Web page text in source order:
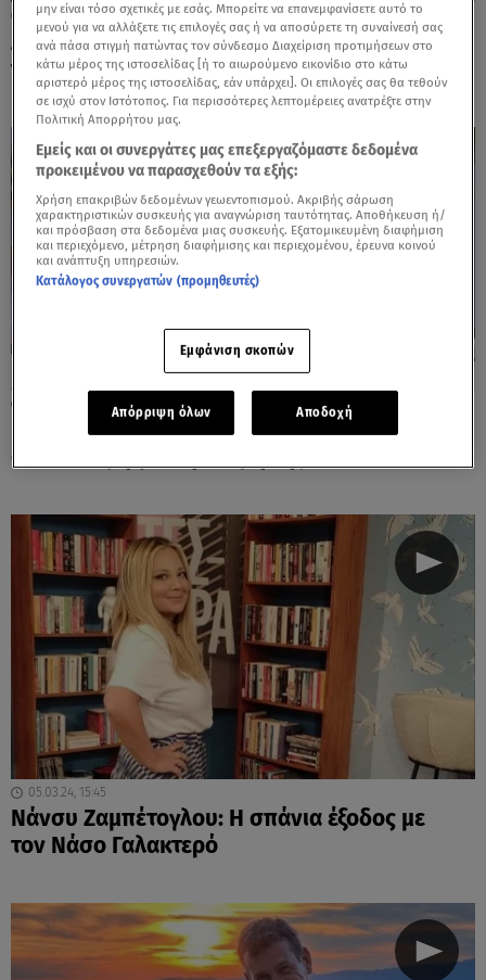
07.08.24, 14:29
Ζαμπέτογλου- Γαλακτερός: Το άλμπουμ
των διακοπών με τα παιδιά στα Κύθηρα
Νάνσυ Ζαμπέτογλου: Φορτισμένη με την
αποκάλυψη για την κόρη της
05.03.24, 15:45
Νάνσυ Ζαμπέτογλου: Η σπάνια έξοδος με
τον Νάσο Γαλακτερό
μην είναι τόσο σχετικές με εσάς. Μπορείτε να επανεμφανίσετε αυτό το
μενού για να αλλάξετε τις επιλογές σας ή να αποσύρετε τη συναίνεσή σας
ανά πάσα στιγμή πατώντας τον σύνδεσμο Διαχείριση προτιμήσεων στο
κάτω μέρος της ιστοσελίδας [ή το αιωρούμενο εικονίδιο στο κάτω
αριστερό μέρος της ιστοσελίδας, εάν υπάρχει]. Οι επιλογές σας θα τεθούν
σε ισχύ στον Ιστότοπος. Για περισσότερες λεπτομέρειες ανατρέξτε στην
Πολιτική Απορρήτου μας.
Εμείς και οι συνεργάτες μας επεξεργαζόμαστε δεδομένα
προκειμένου να παρασχεθούν τα εξής:
Χρήση επακριβών δεδομένων γεωεντοπισμού. Ακριβής σάρωση
χαρακτηριστικών συσκευής για αναγνώριση ταυτότητας. Αποθήκευση ή/
και πρόσβαση στα δεδομένα μιας συσκευής. Εξατομικευμένη διαφήμιση
και περιεχόμενο, μέτρηση διαφήμισης και περιεχομένου, έρευνα κοινού
και ανάπτυξη υπηρεσιών.
Κατάλογος συνεργατών (προμηθευτές)
Εμφάνιση σκοπών
Απόρριψη όλων Αποδοχή